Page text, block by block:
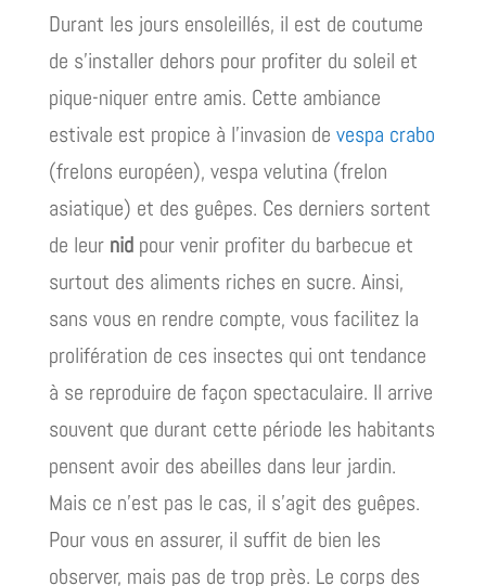
Durant les jours ensoleillés, il est de coutume
de s’installer dehors pour profiter du soleil et
pique-niquer entre amis. Cette ambiance
estivale est propice à l’invasion de vespa crabo
(frelons européen), vespa velutina (frelon
asiatique) et des guêpes. Ces derniers sortent
de leur nidpour venir profiter du barbecue et
surtout des aliments riches en sucre. Ainsi,
sans vous en rendre compte, vous facilitez la
prolifération de ces insectes qui ont tendance
à se reproduire de façon spectaculaire. Il arrive
souvent que durant cette période les habitants
pensent avoir des abeilles dans leur jardin.
Mais ce n’est pas le cas, il s’agit des guêpes.
Pour vous en assurer, il suffit de bien les
observer, mais pas de trop près. Le corps des